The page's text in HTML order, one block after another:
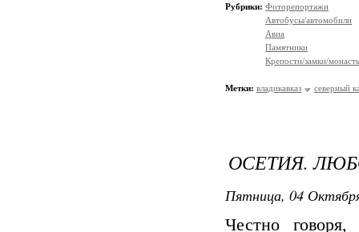
Рубрики: Фоторепортажи
Автобусы/автомобили
Авиа
Памятники
Крепости/замки/
Метки: владикавказ северный
ОСЕТИЯ.
Пятница, 04
Честно